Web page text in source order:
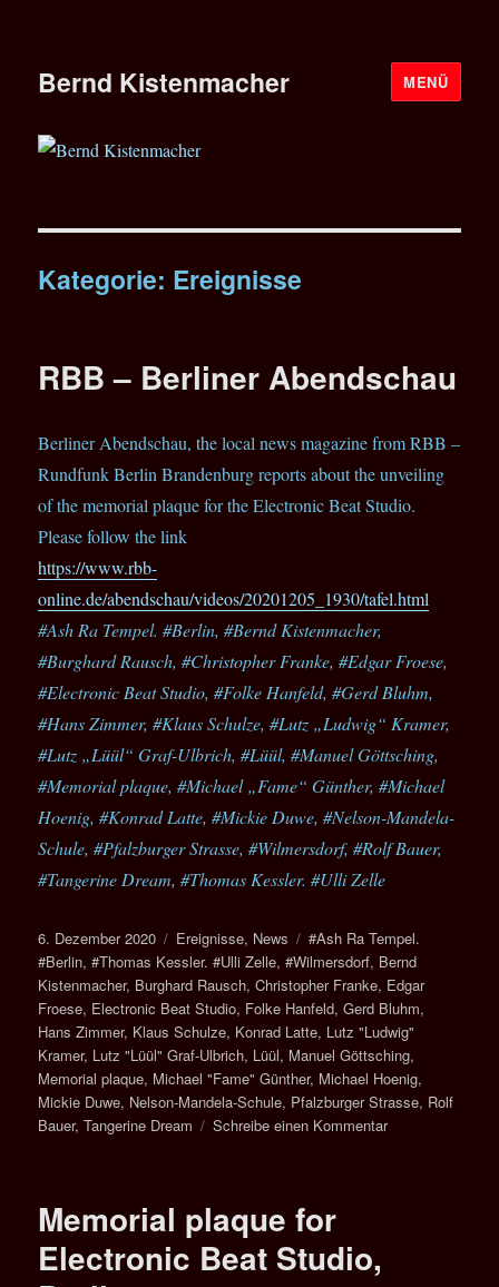
Bernd Kistenmacher MENÜ
Kategorie: Ereignisse
RBB – Berliner Abendschau
Berliner Abendschau, the local news magazine from RBB –
Rundfunk Berlin Brandenburg reports about the unveiling
of the memorial plaque for the Electronic Beat Studio.
Please follow the link
https://www.rbb-
online.de/abendschau/videos/20201205_1930/tafel.html
#Ash Ra Tempel. #Berlin, #Bernd Kistenmacher,
#Burghard Rausch, #Christopher Franke, #Edgar Froese,
#Electronic Beat Studio, #Folke Hanfeld, #Gerd Bluhm,
#Hans Zimmer, #Klaus Schulze, #Lutz „Ludwig“ Kramer,
#Lutz „Lüül“ Graf-Ulbrich, #Lüül, #Manuel Göttsching,
#Memorial plaque, #Michael „Fame“ Günther, #Michael
Hoenig, #Konrad Latte, #Mickie Duwe, #Nelson-Mandela-
Schule, #Pfalzburger Strasse, #Wilmersdorf, #Rolf Bauer,
#Tangerine Dream, #Thomas Kessler. #Ulli Zelle
6. Dezember 2020 Ereignisse, News
#Ash Ra Tempel.
#Berlin,#Thomas Kessler. #Ulli Zelle,#Wilmersdorf, Bernd
Kistenmacher, Burghard Rausch,Christopher Franke, Edgar
Froese, Electronic Beat Studio, Folke Hanfeld,Gerd Bluhm,
Hans Zimmer, Klaus Schulze, Konrad Latte, Lutz "Ludwig"
Kramer, Lutz "Lüül" Graf-Ulbrich, Lüül, Manuel Göttsching,
Memorial plaque, Michael "Fame" Günther, Michael Hoenig,
Mickie Duwe, Nelson-Mandela-Schule, Pfalzburger Strasse, Rolf
Bauer,Tangerine Dream Schreibe einen Kommentar
Memorial plaque for
Electronic Beat Studio,